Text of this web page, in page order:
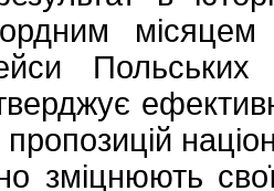
Польських
зміцнюють